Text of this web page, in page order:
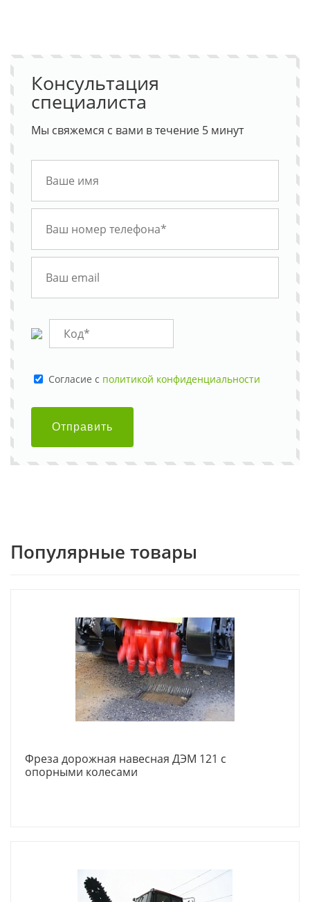
Консультация
специалиста
Мы свяжемся с вами в течение 5 минут
Cогласие с политикой конфиденциальности
Отправить
Популярные товары
Фреза дорожная навесная ДЭМ 121 с
опорными колесами